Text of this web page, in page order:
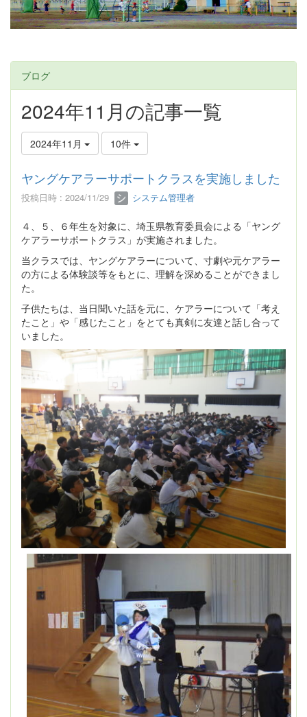
ブログ
2024年11月の記事一覧
2024年11月 10件
ヤングケアラーサポートクラスを実施しました
投稿日時 : 2024/11/29 システム管理者
４、５、６年生を対象に、埼玉県教育委員会による「ヤング
ケアラーサポートクラス」が実施されました。
当クラスでは、ヤングケアラーについて、寸劇や元ケアラー
の方による体験談等をもとに、理解を深めることができまし
た。
子供たちは、当日聞いた話を元に、ケアラーについて「考え
たこと」や「感じたこと」をとても真剣に友達と話し合って
いました。